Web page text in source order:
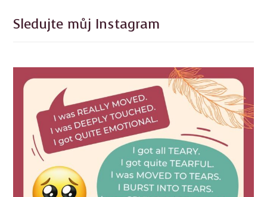
Sledujte můj Instagram